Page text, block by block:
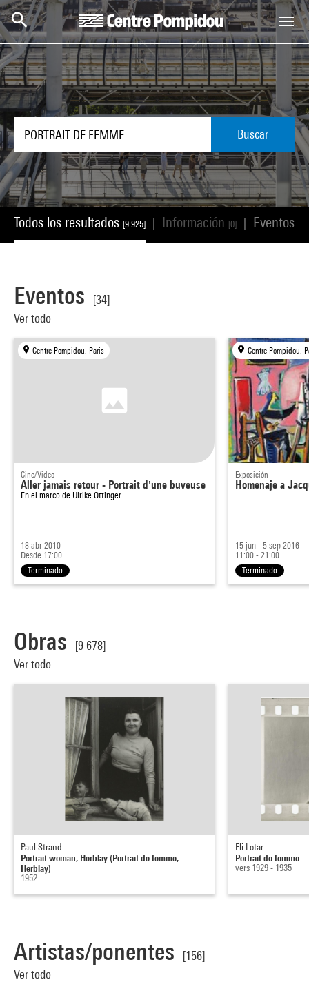
Skip to main content
Centre Pompidou
Buscar
Todos los resultados [9 925] Información [0] Eventos
Eventos
[34]
Ver todo
Centre Pompidou, Paris
Cine/Video
Aller jamais retour - Portrait d'une buveuse
En el marco de Ulrike Ottinger
18 abr 2010
Desde 17:00
Terminado
Centre Pompidou,
Exposición
Homenaje a
15 jun - 5 sep 2016
11:00 - 21:00
Terminado
Obras
[9 678]
Ver todo
Paul Strand
Portrait woman, Herblay (Portrait de femme,
Herblay)
1952
Eli Lotar
Portrait de femme
vers 1929 - 1935
Artistas/ponentes
[156]
Ver todo